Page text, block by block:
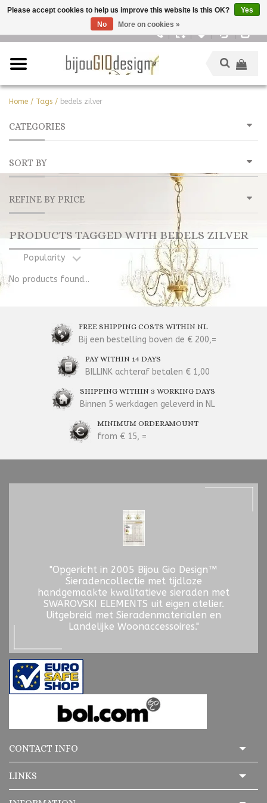
Home / Tags / bedels zilver
CATEGORIES
SORT BY
REFINE BY PRICE
PRODUCTS TAGGED WITH BEDELS ZILVER
Popularity
No products found...
FREE SHIPPING COSTS WITHIN NL
Bij een bestelling boven de € 200,=
PAY WITHIN 14 DAYS
BILLINK achteraf betalen € 1,00
SHIPPING WITHIN 3 WORKING DAYS
Binnen 5 werkdagen geleverd in NL
MINIMUM ORDERAMOUNT
from € 15, =
"Opgericht in 2005 Bijou Gio Design™
Sieradencollectie met tijdloze
handgemaakte kwalitatieve sieraden met
SWAROVSKI ELEMENTS uit eigen atelier.
Uitgebreid met Sieradenmaterialen en
Landelijke Woonaccessoires."
CONTACT INFO
LINKS
Please accept cookies to help us improve this website Is this OK?
Yes
No
More on cookies »